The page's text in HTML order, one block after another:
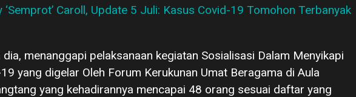
‘Semprot’ Caroll, Update 5 Juli: Kasus Covid-19 Tomohon Terbanyak
dia, menanggapi pelaksanaan kegiatan Sosialisasi Dalam Menyikapi
yang digelar Oleh Forum Kerukunan Umat Beragama di Aula
yang kehadirannya mencapai 48 orang sesuai daftar yang